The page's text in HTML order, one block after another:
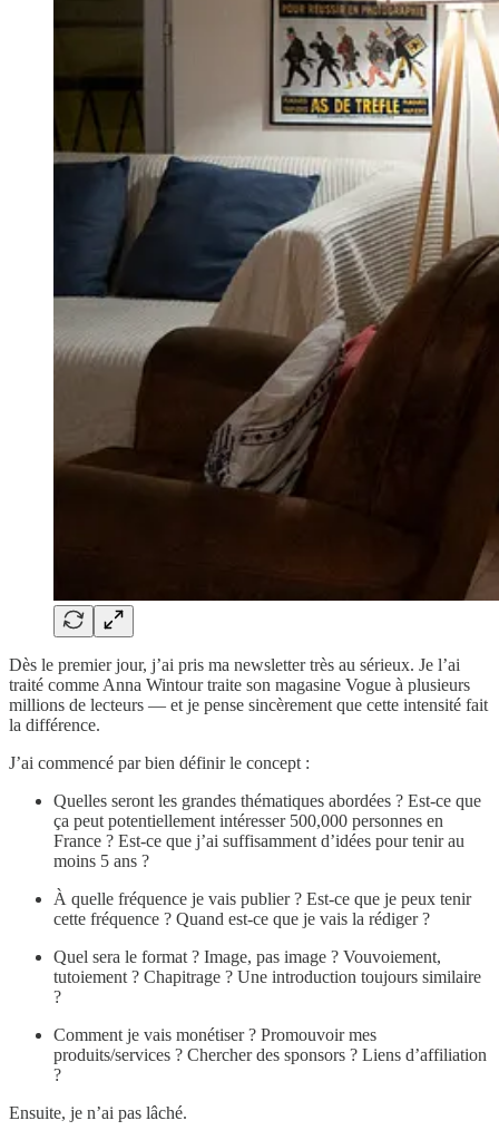
Dès le premier jour, j’ai pris ma newsletter très au sérieux. Je l’ai
traité comme Anna Wintour traite son magasine Vogue à plusieurs
millions de lecteurs — et je pense sincèrement que cette intensité fait
la différence.
J’ai commencé par bien définir le concept :
Quelles seront les grandes thématiques abordées ? Est-ce que
ça peut potentiellement intéresser 500,000 personnes en
France ? Est-ce que j’ai suffisamment d’idées pour tenir au
moins 5 ans ?
À quelle fréquence je vais publier ? Est-ce que je peux tenir
cette fréquence ? Quand est-ce que je vais la rédiger ?
Quel sera le format ? Image, pas image ? Vouvoiement,
tutoiement ? Chapitrage ? Une introduction toujours similaire
?
Comment je vais monétiser ? Promouvoir mes
produits/services ? Chercher des sponsors ? Liens d’affiliation
?
Ensuite, je n’ai pas lâché.